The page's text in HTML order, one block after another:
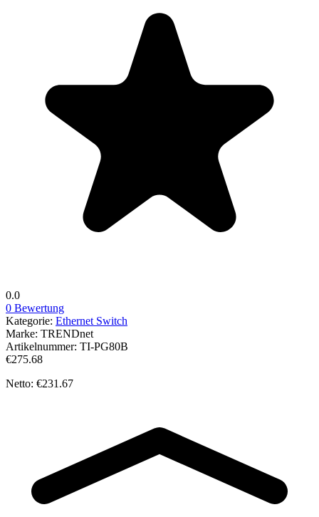
0.0
0 Bewertung
Kategorie: Ethernet Switch
Marke: TRENDnet
Artikelnummer: TI-PG80B
€275.68
Netto: €231.67